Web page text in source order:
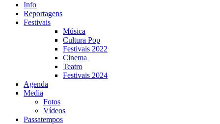
Info
Reportagens
Festivais
Música
Cultura Pop
Festivais 2022
Cinema
Teatro
Festivais 2024
Agenda
Media
Fotos
Vídeos
Passatempos